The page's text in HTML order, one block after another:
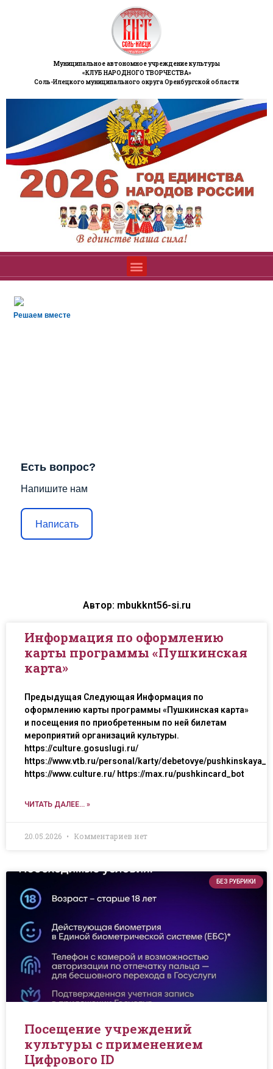
Муниципальное автономное учреждение культуры
«КЛУБ НАРОДНОГО ТВОРЧЕСТВА»
Соль-Илецкого муниципального округа Оренбургской области
Решаем вместе
Есть вопрос?
Напишите нам
Написать
Автор: mbukknt56-si.ru
Информация по оформлению
карты программы «Пушкинская
карта»
Предыдущая Следующая Информация по
оформлению карты программы «Пушкинская карта»
и посещения по приобретенным по ней билетам
мероприятий организаций культуры.
https://culture.gosuslugi.ru/
https://www.vtb.ru/personal/karty/debetovye/
https://www.culture.ru/ https://max.ru/pushkincard_bot
ЧИТАТЬ ДАЛЕЕ... »
20.05.2026 Комментариев нет
БЕЗ РУБРИКИ
Посещение учреждений
культуры с применением
Цифрового ID